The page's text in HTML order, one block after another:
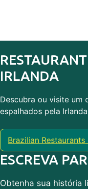
IRLANDA
Descubra ou visite um
espalhados pela
Brazilian Restaurants
ESCREVA
Obtenha sua história